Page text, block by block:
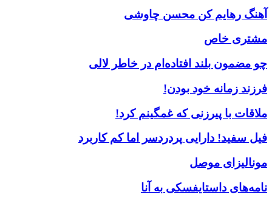
آهنگ رهایم کن محسن چاوشی
مشتری خاص
چو مضمون بلند افتاده‌ام در خاطر لالی
فرزند زمانه خود بودن!
ملاقات با پیرزنی که غمگینم کرد!
فیل سفید! دارایی پردردسر اما کم کاربرد
مونالیزای موصل
نامه‌های داستایفسکی به آنا